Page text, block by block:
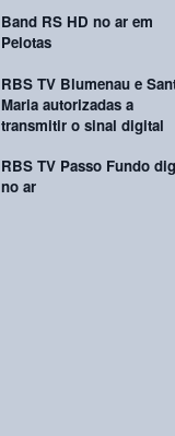
Band RS HD no ar em
Pelotas
RBS TV Blumenau e
Maria autorizadas a
transmitir o sinal digital
RBS TV Passo Fundo
no ar